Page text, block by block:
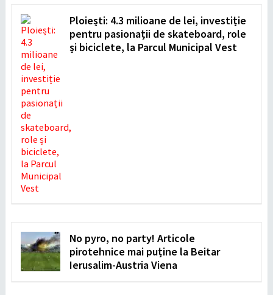
Ploiești: 4.3 milioane de lei, investiție
pentru pasionații de skateboard, role
și biciclete, la Parcul Municipal Vest
No pyro, no party! Articole
pirotehnice mai puține la Beitar
Ierusalim-Austria Viena